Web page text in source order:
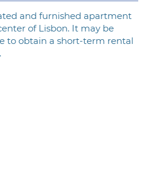
and furnished apartment
of Lisbon. It may be
to obtain a short-term rental